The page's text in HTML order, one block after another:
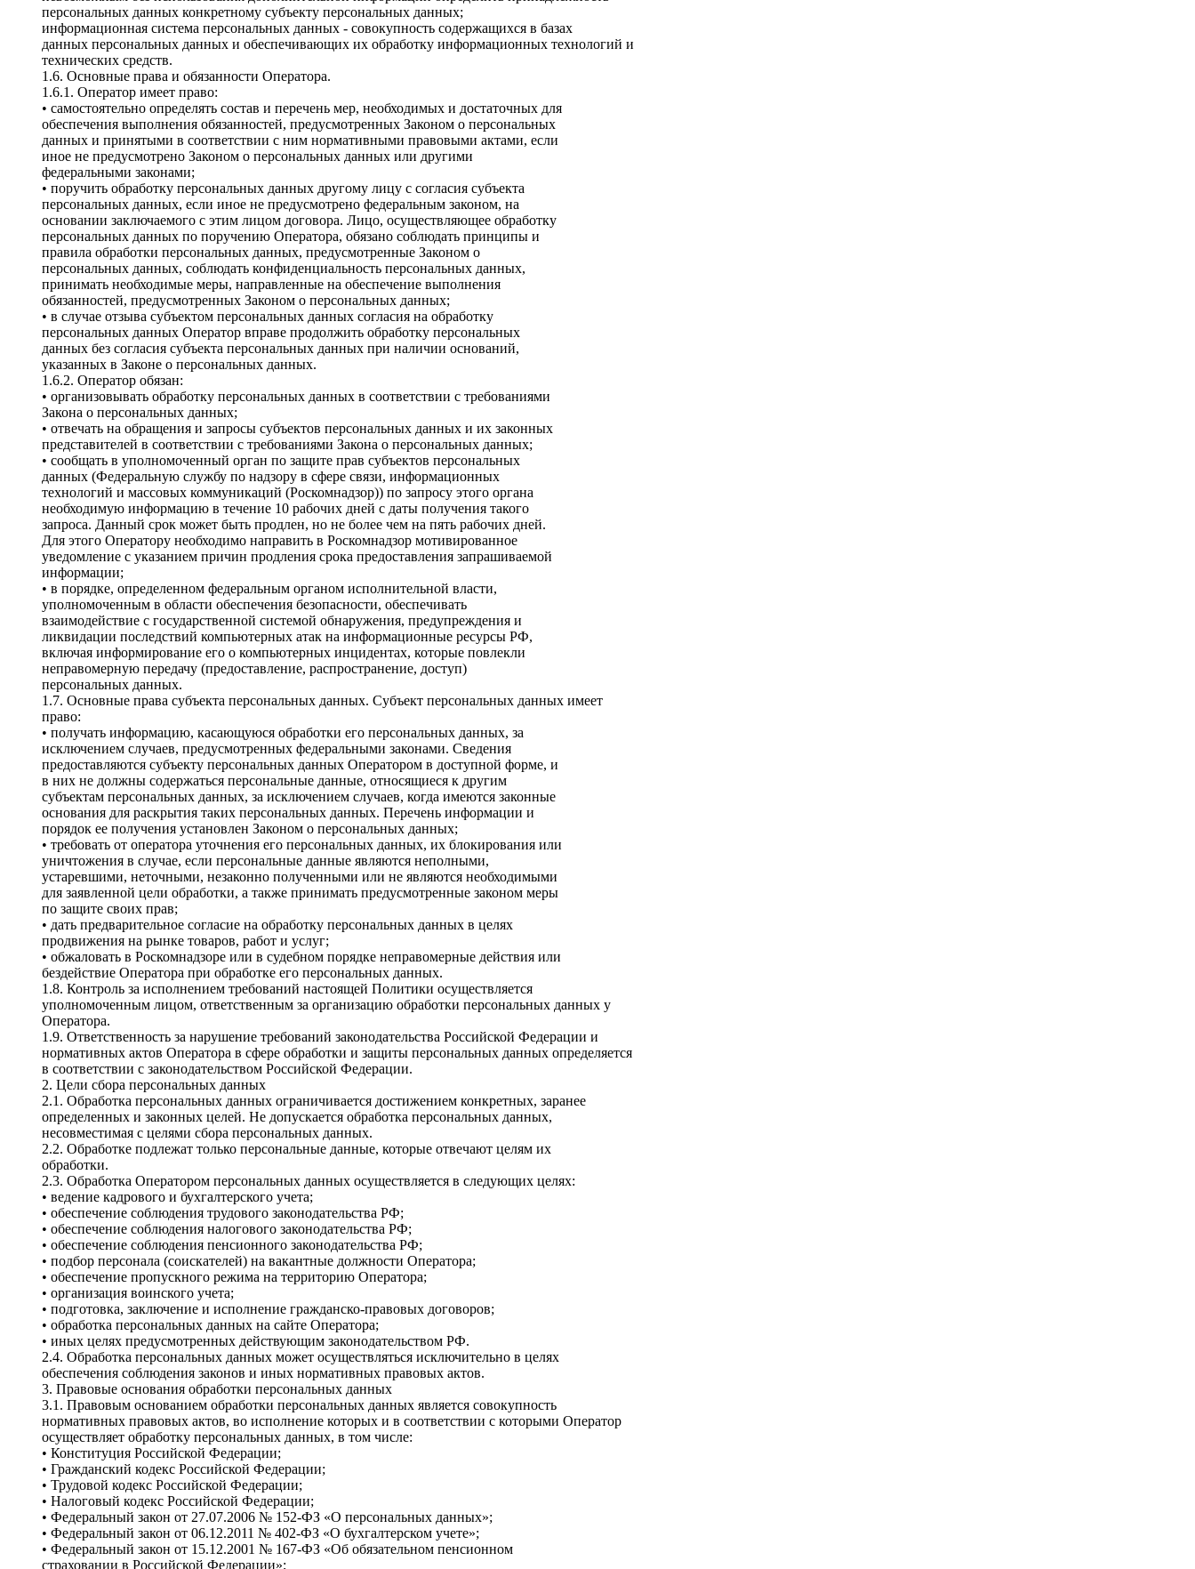
персональных данных конкретному субъекту персональных данных;
информационная система персональных данных - совокупность содержащихся в базах
данных персональных данных и обеспечивающих их обработку информационных технологий и
технических средств.
1.6. Основные права и обязанности Оператора.
1.6.1. Оператор имеет право:
• самостоятельно определять состав и перечень мер, необходимых и достаточных для
обеспечения выполнения обязанностей, предусмотренных Законом о персональных
данных и принятыми в соответствии с ним нормативными правовыми актами, если
иное не предусмотрено Законом о персональных данных или другими
федеральными законами;
• поручить обработку персональных данных другому лицу с согласия субъекта
персональных данных, если иное не предусмотрено федеральным законом, на
основании заключаемого с этим лицом договора. Лицо, осуществляющее обработку
персональных данных по поручению Оператора, обязано соблюдать принципы и
правила обработки персональных данных, предусмотренные Законом о
персональных данных, соблюдать конфиденциальность персональных данных,
принимать необходимые меры, направленные на обеспечение выполнения
обязанностей, предусмотренных Законом о персональных данных;
• в случае отзыва субъектом персональных данных согласия на обработку
персональных данных Оператор вправе продолжить обработку персональных
данных без согласия субъекта персональных данных при наличии оснований,
указанных в Законе о персональных данных.
1.6.2. Оператор обязан:
• организовывать обработку персональных данных в соответствии с требованиями
Закона о персональных данных;
• отвечать на обращения и запросы субъектов персональных данных и их законных
представителей в соответствии с требованиями Закона о персональных данных;
• сообщать в уполномоченный орган по защите прав субъектов персональных
данных (Федеральную службу по надзору в сфере связи, информационных
технологий и массовых коммуникаций (Роскомнадзор)) по запросу этого органа
необходимую информацию в течение 10 рабочих дней с даты получения такого
запроса. Данный срок может быть продлен, но не более чем на пять рабочих дней.
Для этого Оператору необходимо направить в Роскомнадзор мотивированное
уведомление с указанием причин продления срока предоставления запрашиваемой
информации;
• в порядке, определенном федеральным органом исполнительной власти,
уполномоченным в области обеспечения безопасности, обеспечивать
взаимодействие с государственной системой обнаружения, предупреждения и
ликвидации последствий компьютерных атак на информационные ресурсы РФ,
включая информирование его о компьютерных инцидентах, которые повлекли
неправомерную передачу (предоставление, распространение, доступ)
персональных данных.
1.7. Основные права субъекта персональных данных. Субъект персональных данных имеет
право:
• получать информацию, касающуюся обработки его персональных данных, за
исключением случаев, предусмотренных федеральными законами. Сведения
предоставляются субъекту персональных данных Оператором в доступной форме, и
в них не должны содержаться персональные данные, относящиеся к другим
субъектам персональных данных, за исключением случаев, когда имеются законные
основания для раскрытия таких персональных данных. Перечень информации и
порядок ее получения установлен Законом о персональных данных;
• требовать от оператора уточнения его персональных данных, их блокирования или
уничтожения в случае, если персональные данные являются неполными,
устаревшими, неточными, незаконно полученными или не являются необходимыми
для заявленной цели обработки, а также принимать предусмотренные законом меры
по защите своих прав;
• дать предварительное согласие на обработку персональных данных в целях
продвижения на рынке товаров, работ и услуг;
• обжаловать в Роскомнадзоре или в судебном порядке неправомерные действия или
бездействие Оператора при обработке его персональных данных.
1.8. Контроль за исполнением требований настоящей Политики осуществляется
уполномоченным лицом, ответственным за организацию обработки персональных данных у
Оператора.
1.9. Ответственность за нарушение требований законодательства Российской Федерации и
нормативных актов Оператора в сфере обработки и защиты персональных данных определяется
в соответствии с законодательством Российской Федерации.
2. Цели сбора персональных данных
2.1. Обработка персональных данных ограничивается достижением конкретных, заранее
определенных и законных целей. Не допускается обработка персональных данных,
несовместимая с целями сбора персональных данных.
2.2. Обработке подлежат только персональные данные, которые отвечают целям их
обработки.
2.3. Обработка Оператором персональных данных осуществляется в следующих целях:
• ведение кадрового и бухгалтерского учета;
• обеспечение соблюдения трудового законодательства РФ;
• обеспечение соблюдения налогового законодательства РФ;
• обеспечение соблюдения пенсионного законодательства РФ;
• подбор персонала (соискателей) на вакантные должности Оператора;
• обеспечение пропускного режима на территорию Оператора;
• организация воинского учета;
• подготовка, заключение и исполнение гражданско-правовых договоров;
• обработка персональных данных на сайте Оператора;
• иных целях предусмотренных действующим законодательством РФ.
2.4. Обработка персональных данных может осуществляться исключительно в целях
обеспечения соблюдения законов и иных нормативных правовых актов.
3. Правовые основания обработки персональных данных
3.1. Правовым основанием обработки персональных данных является совокупность
нормативных правовых актов, во исполнение которых и в соответствии с которыми Оператор
осуществляет обработку персональных данных, в том числе:
• Конституция Российской Федерации;
• Гражданский кодекс Российской Федерации;
• Трудовой кодекс Российской Федерации;
• Налоговый кодекс Российской Федерации;
• Федеральный закон от 27.07.2006 № 152-ФЗ «О персональных данных»;
• Федеральный закон от 06.12.2011 № 402-ФЗ «О бухгалтерском учете»;
• Федеральный закон от 15.12.2001 № 167-ФЗ «Об обязательном пенсионном
страховании в Российской Федерации»;